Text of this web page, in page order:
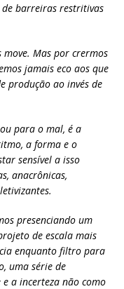
barreiras restritivas
Mas por crermos
jamais eco aos que
produção ao invés de
para o mal, é a
a forma e o
sensível a isso
anacrônicas,
presenciando um
de escala mais
enquanto filtro para
uma série de
a incerteza não como